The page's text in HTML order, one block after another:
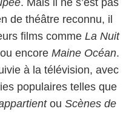
de théâtre reconnu, il
films comme La Nuit
ou encore Maine Océan.
à la télévision, avec
populaires telles que
ou Scènes de